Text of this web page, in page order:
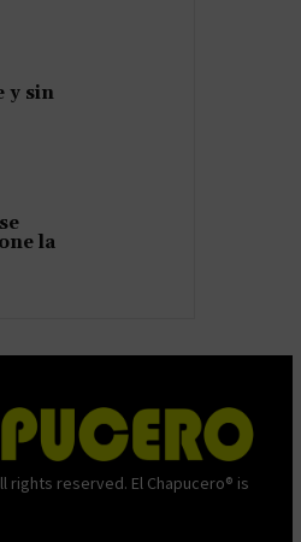
y sin
la
rights reserved. El Chapucero® is